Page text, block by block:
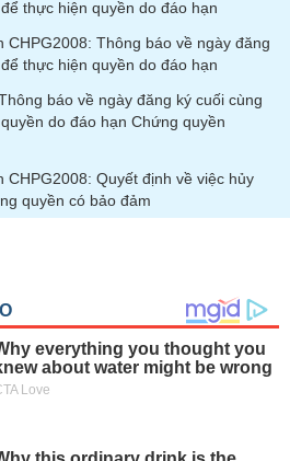
thực hiện quyền do đáo hạn
CHPG2008: Thông báo về ngày đăng
thực hiện quyền do đáo hạn
báo về ngày đăng ký cuối cùng
do đáo hạn Chứng quyền
CHPG2008: Quyết định về việc hủy
quyền có bảo đảm